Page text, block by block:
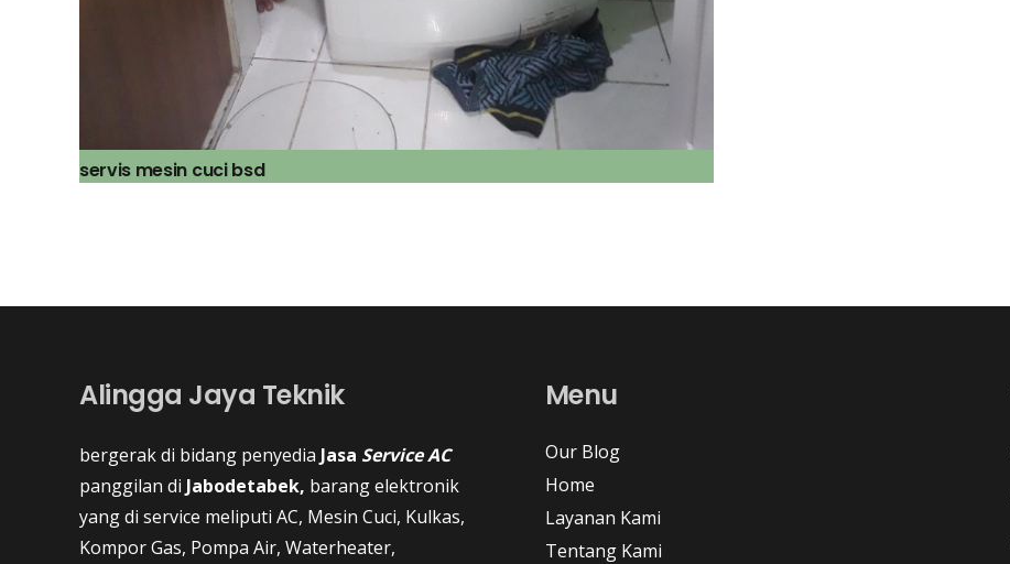
servis mesin cuci bsd
Alingga Jaya Teknik
bergerak di bidang penyedia Jasa Service AC
panggilan di Jabodetabek, barang elektronik
yang di service meliputi AC, Mesin Cuci, Kulkas,
Kompor Gas, Pompa Air, Waterheater,
Menu
Our Blog
Home
Layanan Kami
Tentang Kami